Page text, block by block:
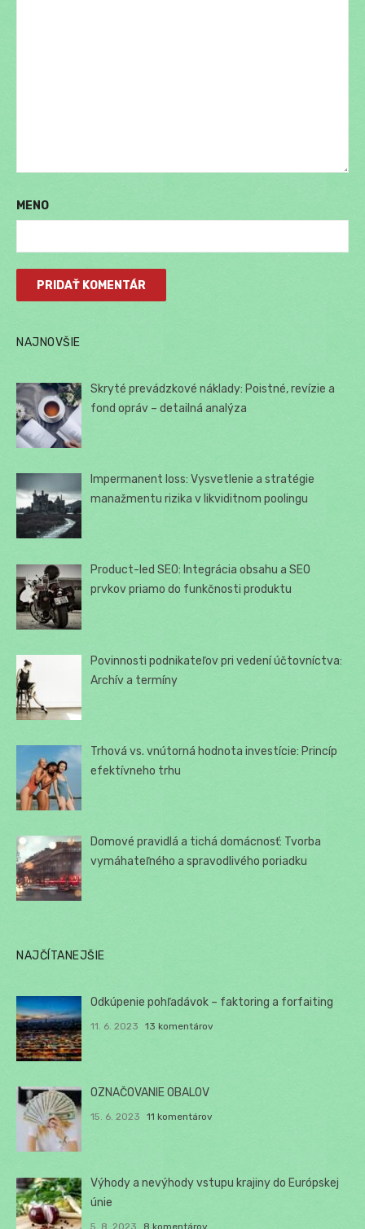
MENO
NAJNOVŠIE
Skryté prevádzkové náklady: Poistné, revízie a
fond opráv – detailná analýza
Impermanent loss: Vysvetlenie a stratégie
manažmentu rizika v likviditnom poolingu
Product-led SEO: Integrácia obsahu a SEO
prvkov priamo do funkčnosti produktu
Povinnosti podnikateľov pri vedení účtovníctva:
Archív a termíny
Trhová vs. vnútorná hodnota investície: Princíp
efektívneho trhu
Domové pravidlá a tichá domácnosť: Tvorba
vymáhateľného a spravodlivého poriadku
NAJČÍTANEJŠIE
Odkúpenie pohľadávok – faktoring a forfaiting
11. 6. 2023 13 komentárov
OZNAČOVANIE OBALOV
15. 6. 2023 11 komentárov
Výhody a nevýhody vstupu krajiny do Európskej
únie